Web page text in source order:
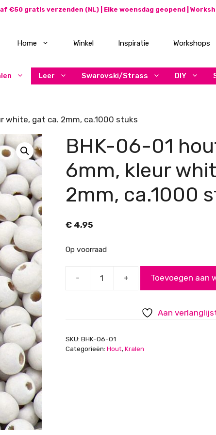
€50 gratis verzenden (NL) | Elke woensdag geopend |
Home Winkel Inspiratie Workshops
Leer Swarovski/Strass DIY
white, gat ca. 2mm, ca.1000 stuks
BHK-06-01
6mm, kleur
2mm, ca.1000
€4,95
Op voorraad
-
houten
6mm,
+ Toevoegen aan
Aan
SKU: BHK-06-01
Categorieën: Hout,Kralen